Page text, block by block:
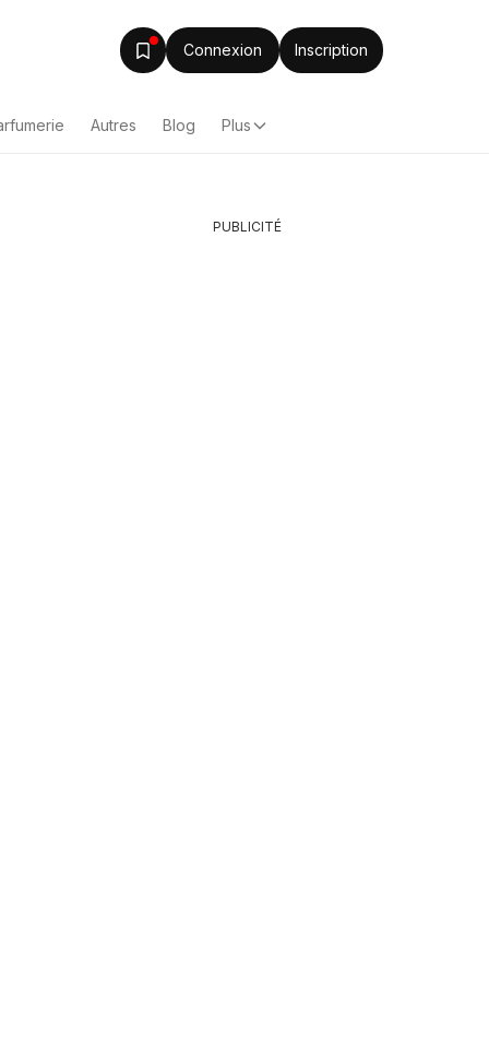
Connexion Inscription
Autres Blog Plus
PUBLICITÉ